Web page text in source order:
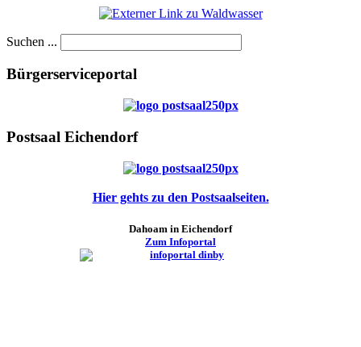
Suchen ...
Bürgerserviceportal
Postsaal Eichendorf
Hier gehts zu den Postsaalseiten.
Dahoam in Eichendorf
Zum Infoportal